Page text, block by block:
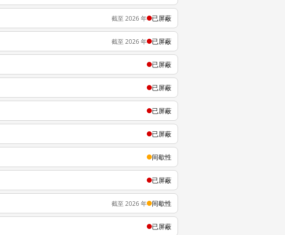
截至 2026 年 已屏蔽
截至 2026 年 已屏蔽
已屏蔽
已屏蔽
已屏蔽
已屏蔽
间歇性
已屏蔽
截至 2026 年 间歇性
已屏蔽